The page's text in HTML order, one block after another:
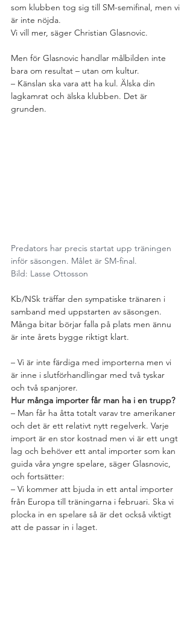
som klubben tog sig till SM-semifinal, men vi
är inte nöjda.
Vi vill mer, säger Christian Glasnovic.
Men för Glasnovic handlar målbilden inte
bara om resultat – utan om kultur.
– Känslan ska vara att ha kul. Älska din
lagkamrat och älska klubben. Det är
grunden.
Predators har precis startat upp träningen
inför säsongen. Målet är SM-final.
Bild: Lasse Ottosson
Kb/NSk träffar den sympatiske tränaren i
samband med uppstarten av säsongen.
Många bitar börjar falla på plats men ännu
är inte årets bygge riktigt klart.
– Vi är inte färdiga med importerna men vi
är inne i slutförhandlingar med två tyskar
och två spanjorer.
Hur många importer får man ha i en trupp?
– Man får ha åtta totalt varav tre amerikaner
och det är ett relativt nytt regelverk. Varje
import är en stor kostnad men vi är ett ungt
lag och behöver ett antal importer som kan
guida våra yngre spelare, säger Glasnovic,
och fortsätter:
– Vi kommer att bjuda in ett antal importer
från Europa till träningarna i februari. Ska vi
plocka in en spelare så är det också viktigt
att de passar in i laget.